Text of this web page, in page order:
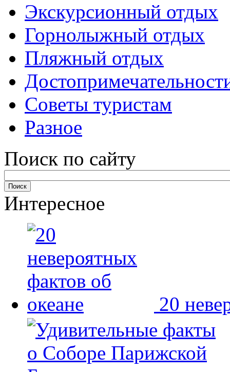
Экскурсионный отдых
Горнолыжный отдых
Пляжный отдых
Советы туристам
Разное
Поиск по сайту
Интересное
20